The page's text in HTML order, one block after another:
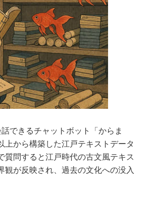
できるチャットボット「からま
上から構築した江戸テキストデータ
質問すると江戸時代の古文風テキス
観が反映され、過去の文化への没入